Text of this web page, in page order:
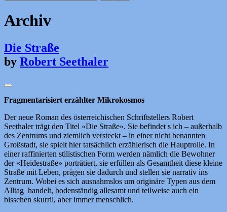
nach:
Archiv
Die Straße
by Robert Seethaler
Fragmentarisiert erzählter Mikrokosmos
Der neue Roman des österreichischen Schriftstellers Robert
Seethaler trägt den Titel «Die Straße». Sie befindet s ich – außerhalb
des Zentrums und ziemlich versteckt – in einer nicht benannten
Großstadt, sie spielt hier tatsächlich erzählerisch die Hauptrolle. In
einer raffinierten stilistischen Form werden nämlich die Bewohner
der «Heidestraße» porträtiert, sie erfüllen als Gesamtheit diese kleine
Straße mit Leben, prägen sie dadurch und stellen sie narrativ ins
Zentrum. Wobei es sich ausnahmslos um originäre Typen aus dem
Alltag handelt, bodenständig allesamt und teilweise auch ein
bisschen skurril, aber immer menschlich.